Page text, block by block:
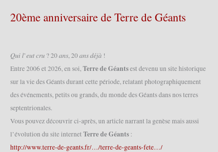
20ème anniversaire de Terre de Géants
𝑄𝑢𝑖 𝑙’𝑒𝑢𝑡 𝑐𝑟𝑢 ? 20 𝑎𝑛𝑠, 20 𝑎𝑛𝑠 𝑑𝑒́𝑗𝑎̀ !
Entre 2006 et 2026, en soi,Terre de Géantsest devenu un site historique
sur la vie des Géants durant cette période, relatant photographiquement
des événements, petits ou grands, du monde des Géants dans nos terres
septentrionales.
Vous pouvez découvrir ci-après, un article narrant la genèse mais aussi
l’évolution du site internet Terre de Géants :
http://www.terre-de-geants.fr/…/terre-de-geants-fete…/